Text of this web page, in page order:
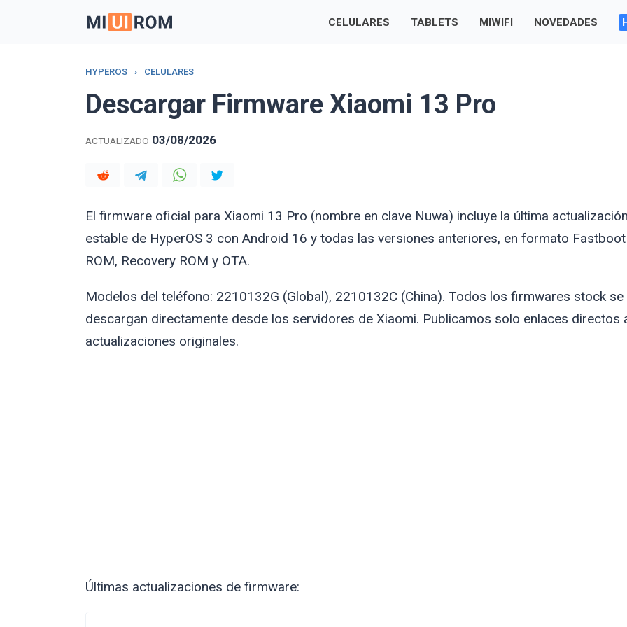
CELULARES TABLETS MIWIFI NOVEDADES
HYPEROS › CELULARES
Descargar Firmware Xiaomi 13 Pro
ACTUALIZADO 03/08/2026
El firmware oficial para Xiaomi 13 Pro (nombre en clave Nuwa) incluye la última
estable de HyperOS 3 con Android 16 y todas las versiones anteriores, en formato Fastboot
ROM, Recovery ROM y OTA.
Modelos del teléfono: 2210132G (Global), 2210132C (China). Todos los firmwares stock se
descargan directamente desde los servidores de Xiaomi. Publicamos solo enlaces directos
actualizaciones originales.
Últimas actualizaciones de firmware: